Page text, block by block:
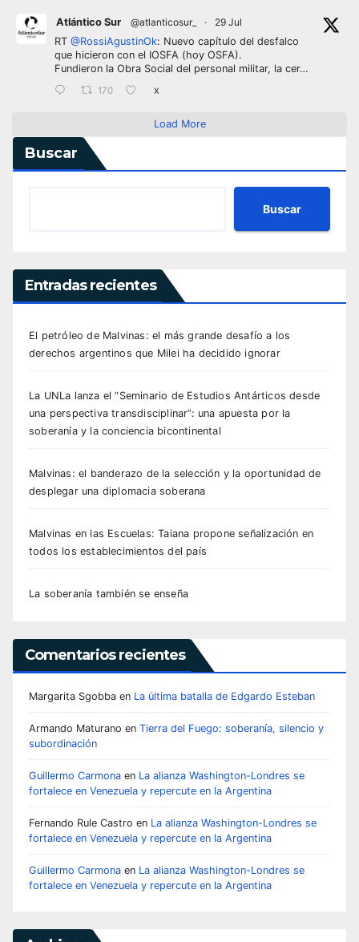
Atlántico Sur @atlanticosur_ ·
29 Jul
RT @RossiAgustinOk: Nuevo capítulo del desfalco
que hicieron con el IOSFA (hoy OSFA).
Fundieron la Obra Social del personal militar, la cer…
170 X
Load More
Buscar
Buscar
Entradas recientes
El petróleo de Malvinas: el más grande desafío a los
derechos argentinos que Milei ha decidido ignorar
La UNLa lanza el “Seminario de Estudios Antárticos desde
una perspectiva transdisciplinar”: una apuesta por la
soberanía y la conciencia bicontinental
Malvinas: el banderazo de la selección y la oportunidad de
desplegar una diplomacia soberana
Malvinas en las Escuelas: Taiana propone señalización en
todos los establecimientos del país
La soberanía también se enseña
Comentarios recientes
Margarita Sgobba en La última batalla de Edgardo Esteban
Armando Maturano en Tierra del Fuego: soberanía, silencio y
subordinación
Guillermo Carmona en La alianza Washington-Londres se
fortalece en Venezuela y repercute en la Argentina
Fernando Rule Castro en La alianza Washington-Londres se
fortalece en Venezuela y repercute en la Argentina
Guillermo Carmona en La alianza Washington-Londres se
fortalece en Venezuela y repercute en la Argentina